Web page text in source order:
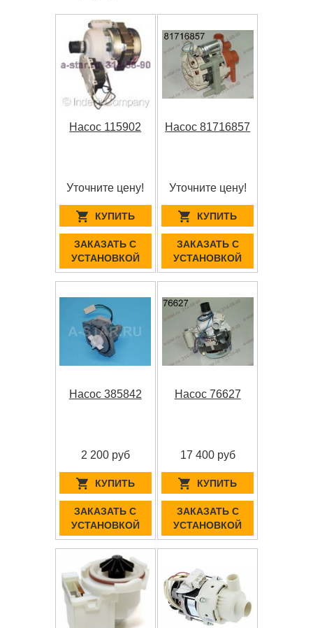
Насос 115902
Уточните цену!
КУПИТЬ
ЗАКАЗАТЬ С
УСТАНОВКОЙ
Насос 81716857
Уточните цену!
КУПИТЬ
ЗАКАЗАТЬ С
УСТАНОВКОЙ
Насос 385842
2 200 руб
КУПИТЬ
ЗАКАЗАТЬ С
УСТАНОВКОЙ
Насос 76627
17 400 руб
КУПИТЬ
ЗАКАЗАТЬ С
УСТАНОВКОЙ